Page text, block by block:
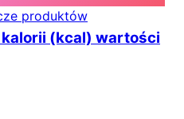
produktów
kalorii (kcal) wartości